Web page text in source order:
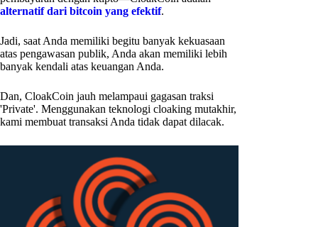
alternatif dari bitcoin yang efektif.
Jadi, saat Anda memiliki begitu banyak kekuasaan
atas pengawasan publik, Anda akan memiliki lebih
banyak kendali atas keuangan Anda.
Dan, CloakCoin jauh melampaui gagasan traksi
'Private'. Menggunakan teknologi cloaking mutakhir,
kami membuat transaksi Anda tidak dapat dilacak.